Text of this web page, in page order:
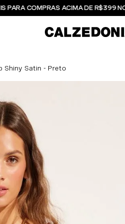
PARA COMPRAS ACIMA DE R$399
Shiny Satin - Preto